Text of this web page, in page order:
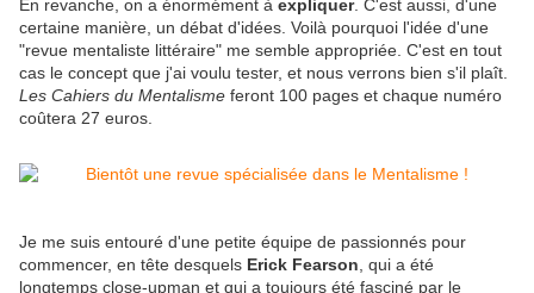
En revanche, on a énormément à expliquer. C'est aussi, d'une
certaine manière, un débat d'idées. Voilà pourquoi l'idée d'une
"revue mentaliste littéraire" me semble appropriée. C'est en tout
cas le concept que j'ai voulu tester, et nous verrons bien s'il plaît.
Les Cahiers du Mentalisme feront 100 pages et chaque numéro
coûtera 27 euros.
Je me suis entouré d'une petite équipe de passionnés pour
commencer, en tête desquels Erick Fearson , qui a été
longtemps close-upman et qui a toujours été fasciné par le